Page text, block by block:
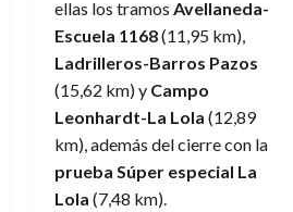
ellas los tramos Avellaneda-
Escuela 1168(11,95 km),
Ladrilleros-Barros Pazos
(15,62 km) y Campo
Leonhardt-La Lola (12,89
km), además del cierre con la
prueba Súper especial La
Lola (7,48 km).